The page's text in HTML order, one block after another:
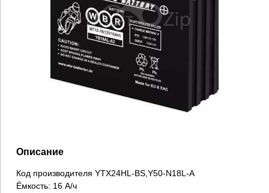
Описание
Код производителя YTX24HL-BS,Y50-N18L-A
Ёмкость: 16 А/ч